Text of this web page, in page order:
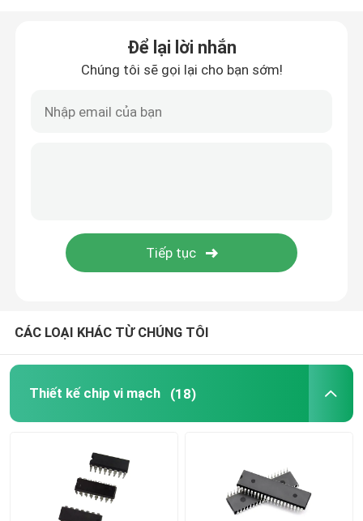
Chip vi điều khiểnĐể lại lời nhắn
Chúng tôi sẽ gọi lại cho bạn sớm!
CÁC LOẠI KHÁC TỪ CHÚNG TÔI
Thiết kế chip vi mạch (18)